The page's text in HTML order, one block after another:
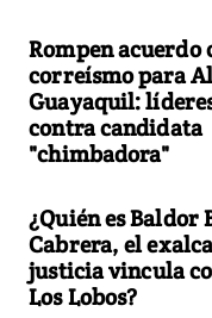
Rompen acuerdo
correísmo para
Guayaquil:
contra candidata
"chimbadora"
¿Quién es Baldor
Cabrera, el
justicia vincula
Los Lobos?